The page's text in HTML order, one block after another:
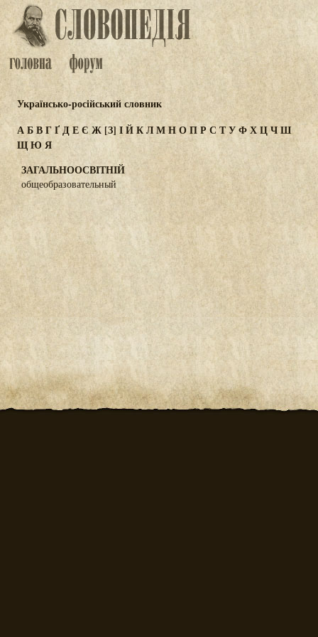
Українсько-російський словник
АБВГҐДЕЄ Ж[З] ІЙКЛМНОПР С ТУФХЦЧШ
ЩЮ Я
ЗАГАЛЬНООСВІТНІЙ
общеобразовательный